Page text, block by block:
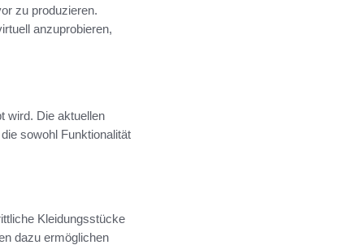
zu produzieren.
anzuprobieren,
wird. Die aktuellen
sowohl Funktionalität
Kleidungsstücke
dazu ermöglichen